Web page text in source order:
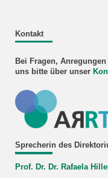
Kontakt
Bei Fragen,
uns bitte über unser
Sprecherin des
Prof. Dr. Dr. Rafaela